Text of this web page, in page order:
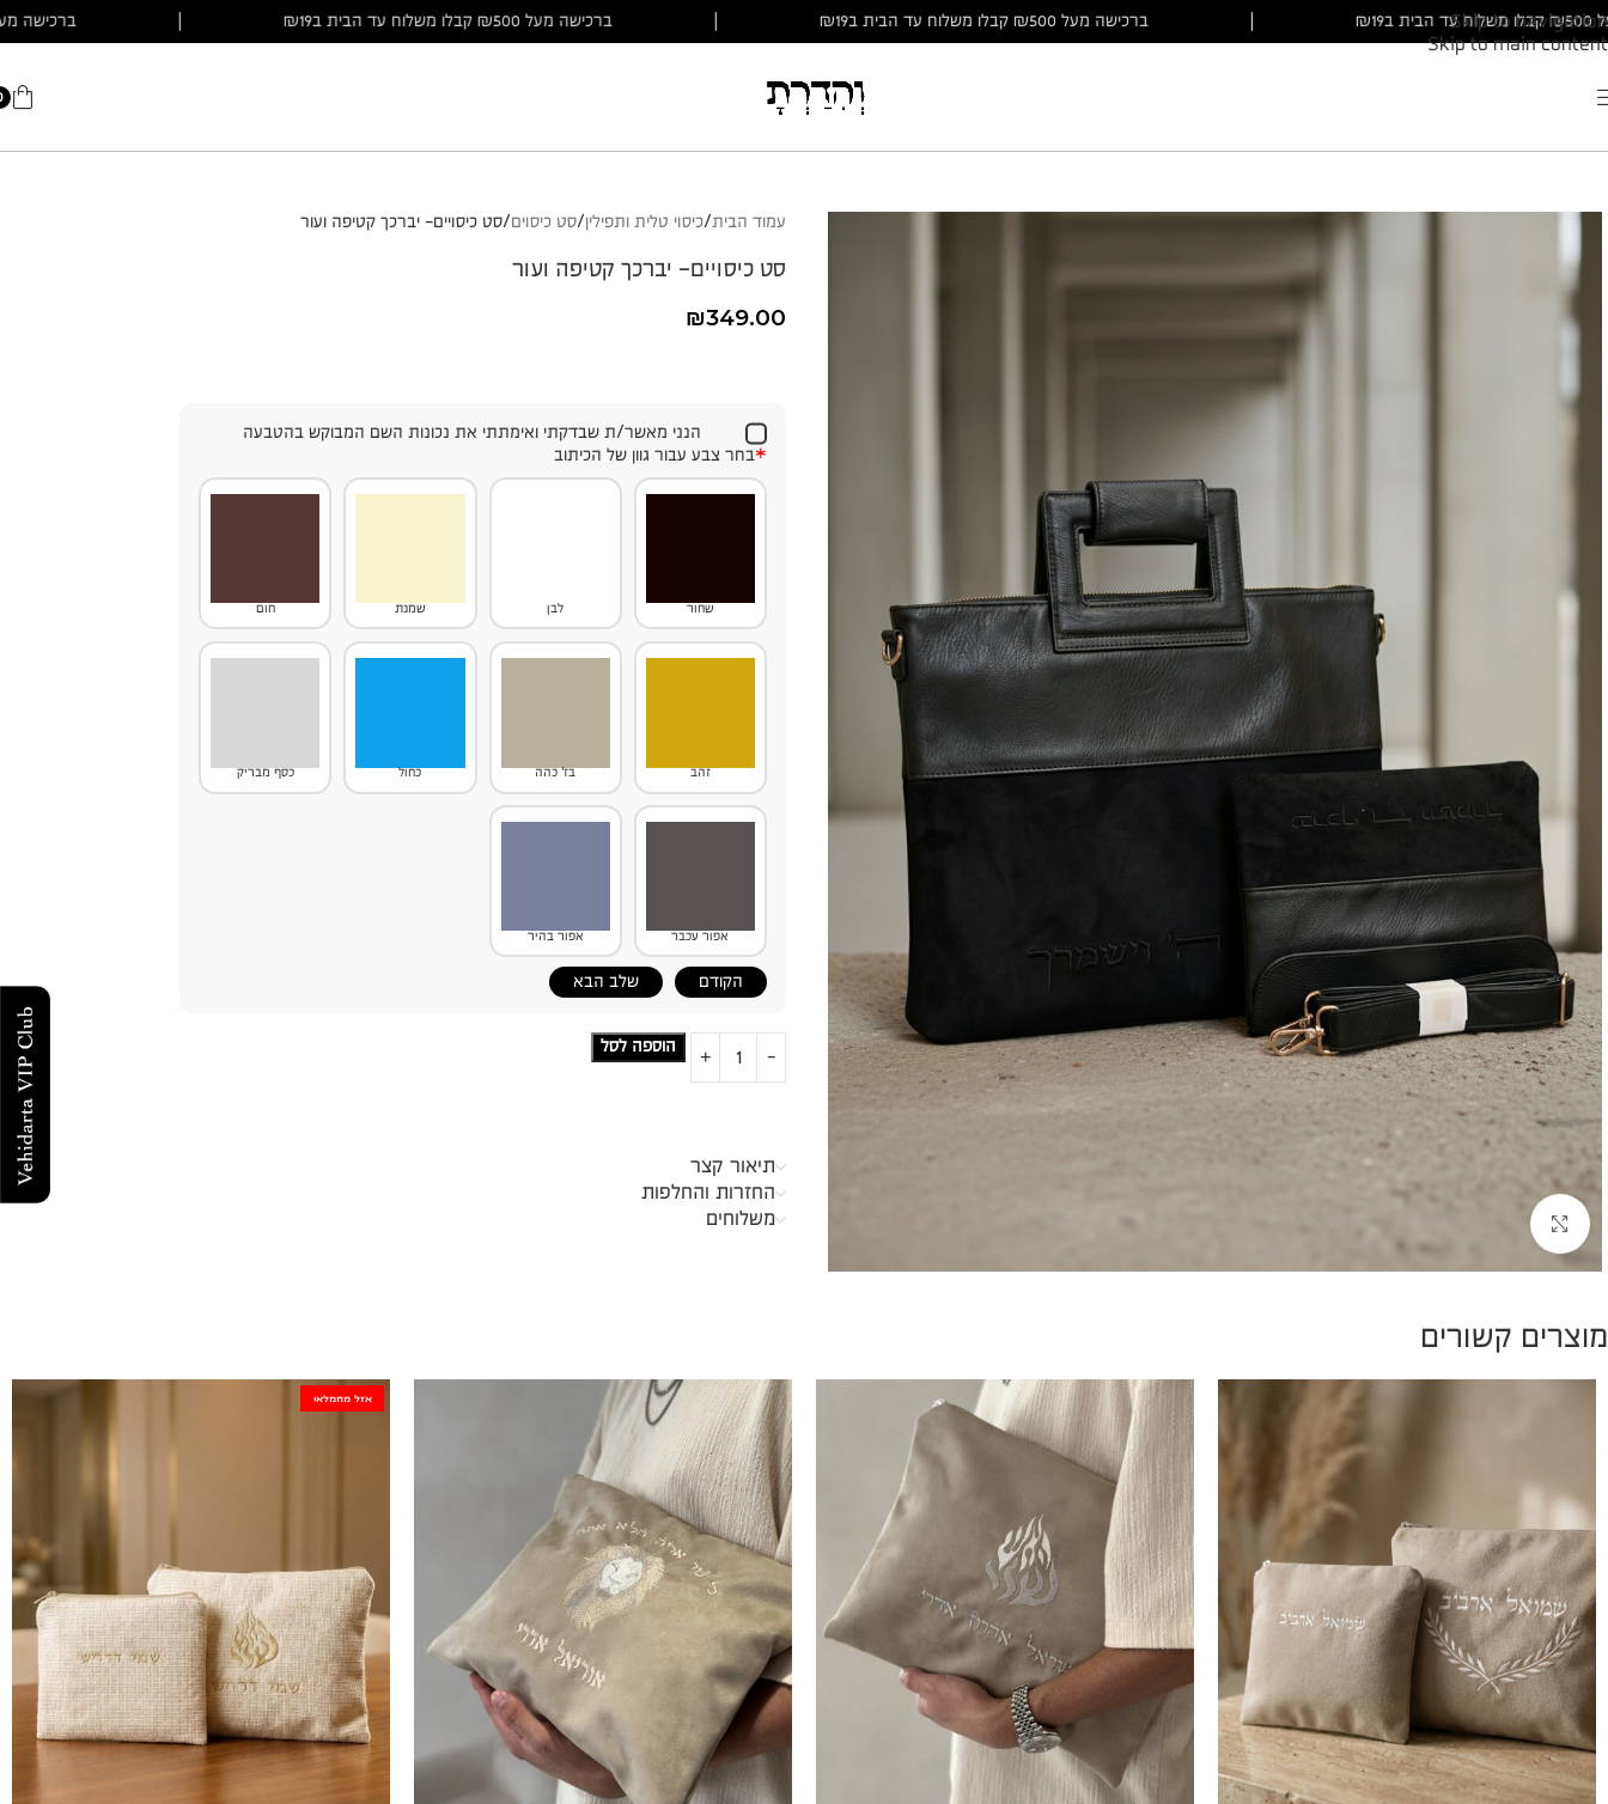
Skip to navigation
Skip to main content
ברכישה מעל ₪500 קבלו משלוח עד הבית ב₪19 ברכישה מעל ₪500 קבלו משלוח עד הבית ב₪19 מעל ₪500 קבלו משלוח עד הבית ב₪19
עמוד הבית כיסוי טלית ותפילין סט כיסוים סט כיסויים- יברכך קטיפה ועור
סט כיסויים- יברכך קטיפה ועור
₪349.00
הנני מאשר/ת שבדקתי ואימתתי את נכונות השם המבוקש בהטבעה
*בחר צבע עבור גוון של הכיתוב
שחור לבן שמנת חום
זהב בז' כהה כחול כסף מבריק
אפור עכבר אפור בהיר
הקודם שלב הבא
הוספה לסל
תיאור קצר
החזרות והחלפות
משלוחים
מוצרים קשורים
אזל מהמלאי